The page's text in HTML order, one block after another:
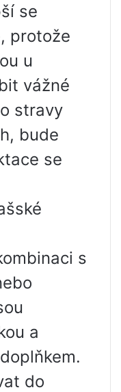
se
protože
u
vážné
stravy
bude
se
s
a
do